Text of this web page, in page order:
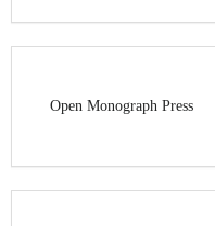
Open Monograph Press